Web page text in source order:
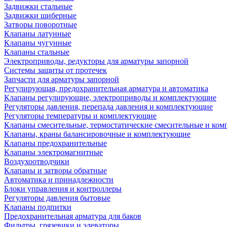
Задвижки стальные
Задвижки шиберные
Затворы поворотные
Клапаны латунные
Клапаны чугунные
Клапаны стальные
Электроприводы, редукторы для арматуры запорной
Системы защиты от протечек
Запчасти для арматуры запорной
Регулирующая, предохранительная арматура и автоматика
Клапаны регулирующие, электроприводы и комплектующие
Регуляторы давления, перепада давления и комплектующие
Регуляторы температуры и комплектующие
Клапаны смесительные, термостатические смесительные и
Клапаны, краны балансировочные и комплектующие
Клапаны предохранительные
Клапаны электромагнитные
Воздухоотводчики
Клапаны и затворы обратные
Автоматика и принадлежности
Блоки управления и контроллеры
Регуляторы давления бытовые
Клапаны подпитки
Предохранительная арматура для баков
Фильтры, грязевики и элеваторы